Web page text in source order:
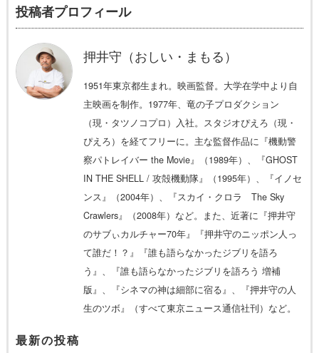
投稿者プロフィール
押井守（おしい・まもる）
1951年東京都生まれ。映画監督。大学在学中より自
主映画を制作。1977年、竜の子プロダクション
（現・タツノコプロ）入社。スタジオぴえろ（現・
ぴえろ）を経てフリーに。主な監督作品に『機動警
察パトレイバー the Movie』（1989年）、『GHOST
IN THE SHELL / 攻殻機動隊』（1995年）、『イノセ
ンス』（2004年）、『スカイ・クロラ The Sky
Crawlers』（2008年）など。また、近著に『押井守
のサブぃカルチャー70年』『押井守のニッポン人っ
て誰だ！？』『誰も語らなかったジブリを語ろ
う』、『誰も語らなかったジブリを語ろう 増補
版』、『シネマの神は細部に宿る』、『押井守の人
生のツボ』（すべて東京ニュース通信社刊）など。
最新の投稿